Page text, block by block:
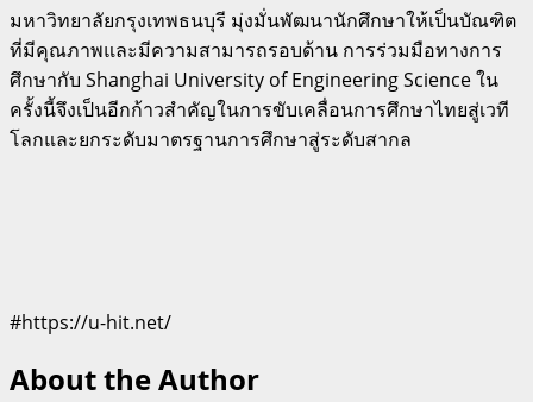
มหาวิทยาลัยกรุงเทพธนบุรี มุ่งมั่นพัฒนานักศึกษาให้เป็นบัณฑิต
ที่มีคุณภาพและมีความสามารถรอบด้าน การร่วมมือทางการ
ศึกษากับ Shanghai University of Engineering Science ใน
ครั้งนี้จึงเป็นอีกก้าวสำคัญในการขับเคลื่อนการศึกษาไทยสู่เวที
โลกและยกระดับมาตรฐานการศึกษาสู่ระดับสากล
#https://u-hit.net/
About the Author